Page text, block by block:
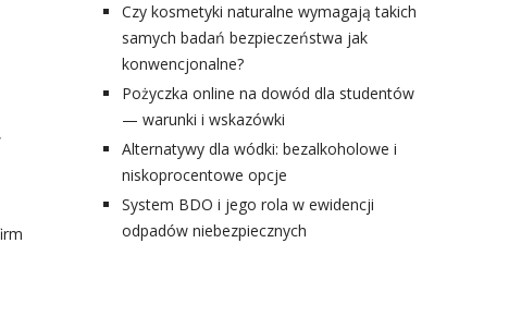
Czy kosmetyki naturalne wymagają takich
samych badań bezpieczeństwa jak
konwencjonalne?
Pożyczka online na dowód dla studentów
— warunki i wskazówki
Alternatywy dla wódki: bezalkoholowe i
niskoprocentowe opcje
System BDO i jego rola w ewidencji
odpadów niebezpiecznych